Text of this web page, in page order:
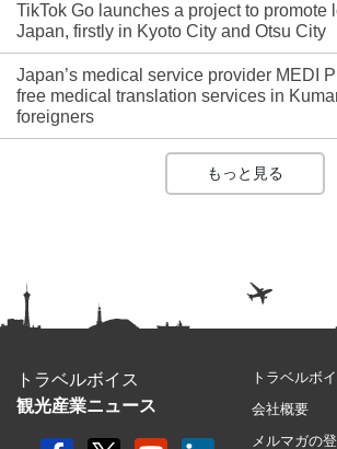
TikTok Go launches a project to promote
Japan, firstly in Kyoto City and Otsu City
Japan’s medical service provider MEDI
free medical translation services in
foreigners
もっと見る
トラベルボイス
観光産業ニュース
トラベルボ
会社概要
メルマガの